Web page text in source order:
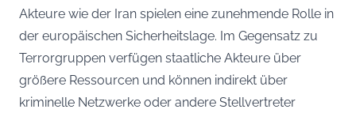
Akteure wie der Iran spielen eine zunehmende Rolle in
der europäischen Sicherheitslage. Im Gegensatz zu
Terrorgruppen verfügen staatliche Akteure über
größere Ressourcen und können indirekt über
kriminelle Netzwerke oder andere Stellvertreter